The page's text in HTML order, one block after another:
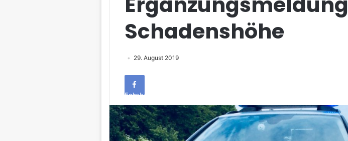
Schadenshöhe
29. August 2019
Facebook